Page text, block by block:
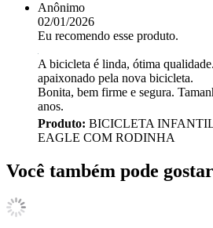
Anônimo
02/01/2026
Eu recomendo esse produto.
A bicicleta é linda, ótima
apaixonado pela nova bicicleta.
Bonita, bem firme e segura.
anos.
Produto: BICICLETA
EAGLE COM RODINHA
Você também pode